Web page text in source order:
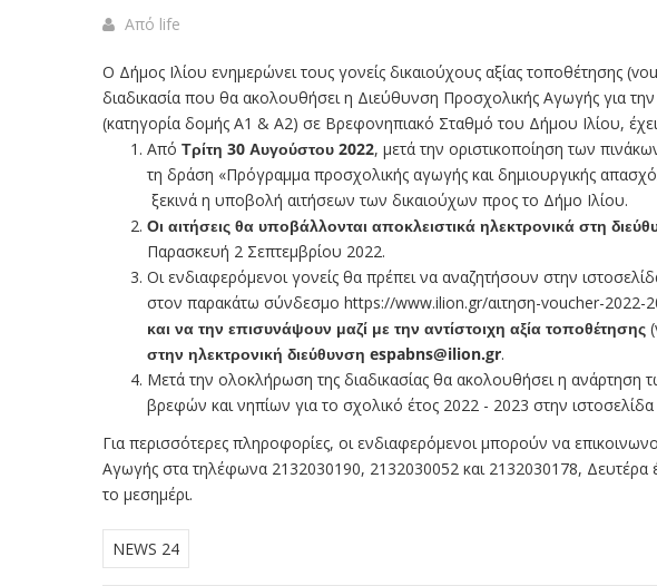
Από life
Ο Δήμος Ιλίου ενημερώνει τους γονείς δικαιούχους αξίας τοποθέτησης
διαδικασία που θα ακολουθήσει η Διεύθυνση Προσχολικής Αγωγής για
(κατηγορία δομής Α1 & Α2) σε Βρεφονηπιακό Σταθμό του Δήμου Ιλίου,
Από Τρίτη 30 Αυγούστου 2022, μετά την οριστικοποίηση των
τη δράση «Πρόγραμμα προσχολικής αγωγής και δημιουργικής
ξεκινά η υποβολή αιτήσεων των δικαιούχων προς το Δήμο Ιλίου.
Οι αιτήσεις θα υποβάλλονται αποκλειστικά ηλεκτρονικά στη
Παρασκευή 2 Σεπτεμβρίου 2022.
Οι ενδιαφερόμενοι γονείς θα πρέπει να αναζητήσουν στην
στον παρακάτω σύνδεσμο https://www.ilion.gr/αιτηση-voucher-2022-
και να την επισυνάψουν μαζί με την αντίστοιχη αξία τοποθέτησης
στην ηλεκτρονική διεύθυνση espabns@ilion.gr.
Μετά την ολοκλήρωση της διαδικασίας θα ακολουθήσει η ανάρτηση
βρεφών και νηπίων για το σχολικό έτος 2022 - 2023 στην
Για περισσότερες πληροφορίες, οι ενδιαφερόμενοι μπορούν να
Αγωγής στα τηλέφωνα 2132030190, 2132030052 και 2132030178, Δευτέρα
το μεσημέρι.
NEWS 24